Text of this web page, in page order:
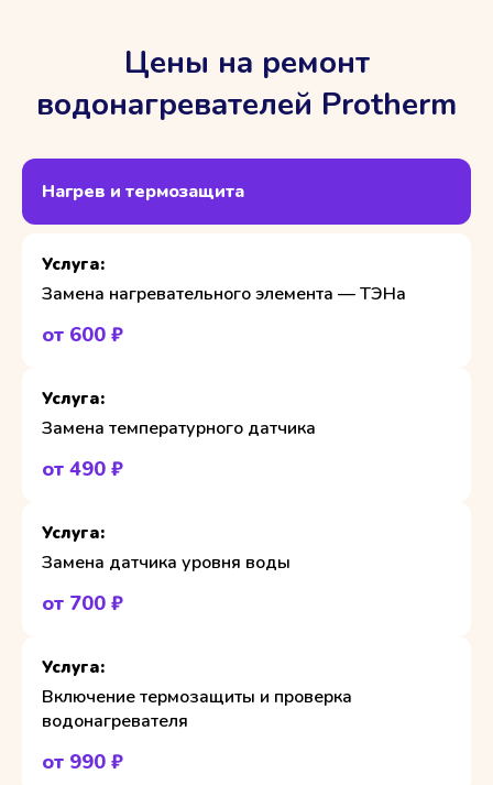
Цены на ремонт
водонагревателей Protherm
Нагрев и термозащита
Замена нагревательного элемента — ТЭНа
от 600 ₽
Замена температурного датчика
от 490 ₽
Замена датчика уровня воды
от 700 ₽
Включение термозащиты и проверка
водонагревателя
от 990 ₽